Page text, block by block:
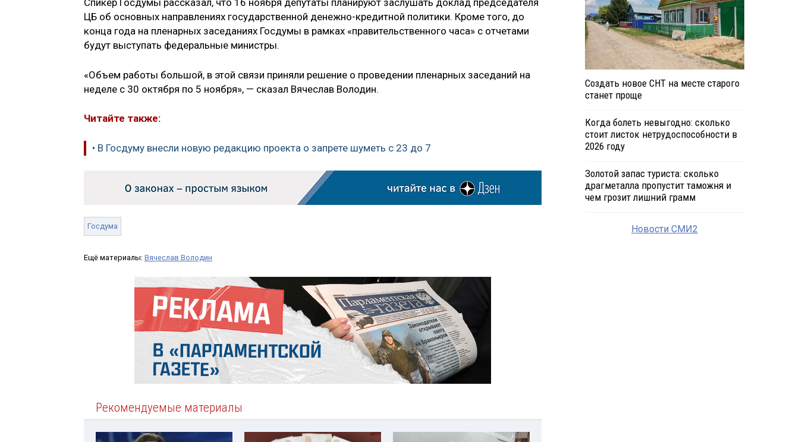
Спикер Госдумы рассказал, что 16 ноября депутаты планируют заслушать доклад председателя
ЦБ об основных направлениях государственной денежно-кредитной политики. Кроме того, до
конца года на пленарных заседаниях Госдумы в рамках «правительственного часа» с отчетами
будут выступать федеральные министры.
«Объем работы большой, в этой связи приняли решение о проведении пленарных заседаний на
неделе с 30 октября по 5 ноября», — сказал Вячеслав Володин.
Читайте также:
• В Госдуму внесли новую редакцию проекта о запрете шуметь с 23 до 7
Госдума
Ещё материалы: Вячеслав Володин
Рекомендуемые материалы
Создать новое СНТ на месте старого
станет проще
Когда болеть невыгодно: сколько
стоит листок нетрудоспособности в
2026 году
Золотой запас туриста: сколько
драгметалла пропустит таможня и
чем грозит лишний грамм
Новости СМИ2